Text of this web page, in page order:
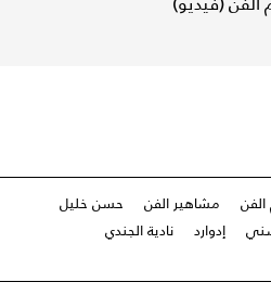
مشاهير الفن
حسن خليل
إدوارد
نادية الجندي